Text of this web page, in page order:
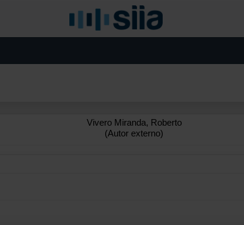
Vivero Miranda, Roberto
(Autor externo)